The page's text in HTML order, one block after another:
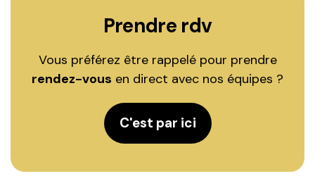
Prendre rdv
Vous préférez être rappelé pour prendre
rendez-vous en direct avec nos équipes ?
C'est par ici